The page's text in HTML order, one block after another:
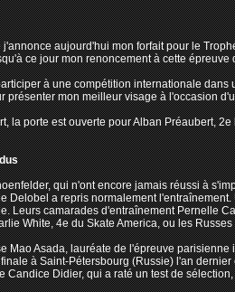
aujourd'hui mon forfait pour le
ce jour mon renoncement à cette
à une compétition internationale
présenter mon meilleur visage à l'occasion
la porte est ouverte pour Alban Préaubert,
qui n'ont encore jamais réussi à
Delobel a repris normalement
Leurs camarades d'entraînement Pernelle
White, 4e du Skate America, ou les
Mao Asada, lauréate de l'épreuve
à Saint-Pétersbourg (Russie) l'an
Candice Didier, qui a raté un test de